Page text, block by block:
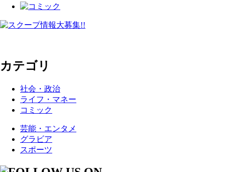
カテゴリ
社会・政治
ライフ・マネー
コミック
芸能・エンタメ
グラビア
スポーツ